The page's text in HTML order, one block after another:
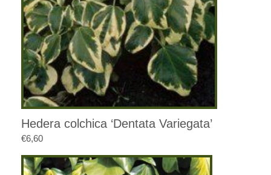
Hedera colchica ‘Dentata Variegata’
€6,60